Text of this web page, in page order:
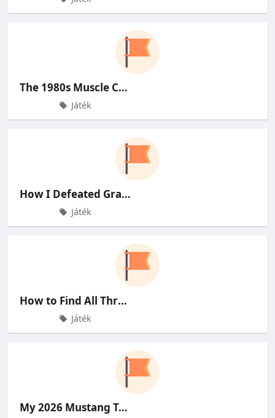
The 1980s Muscle Car Savior: Pon
Játék
How I Defeated Grand Mother Silk
Játék
How to Find All Three Silk Heart
Játék
My 2026 Mustang Test Drive and J